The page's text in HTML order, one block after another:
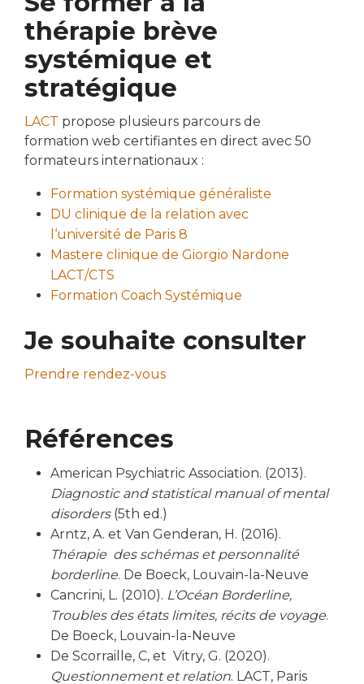
thérapie brève
systémique et
stratégique
LACT propose plusieurs parcours de
formation web certifiantes en direct avec 50
formateurs internationaux :
Formation systémique généraliste
DU clinique de la relation avec
l‘université de Paris 8
Mastere clinique de Giorgio Nardone
LACT/CTS
Formation Coach Systémique
Je souhaite consulter
Prendre rendez-vous
Références
American Psychiatric Association. (2013).
Diagnostic and statistical manual of mental
disorders (5th ed.)
Arntz, A. et Van Genderan, H. (2016).
Thérapie des schémas et personnalité
borderline. De Boeck, Louvain-la-Neuve
Cancrini, L. (2010). L’Océan Borderline,
Troubles des états limites, récits de voyage.
De Boeck, Louvain-la-Neuve
De Scorraille, C, et Vitry, G. (2020).
Questionnement et relation. LACT, Paris